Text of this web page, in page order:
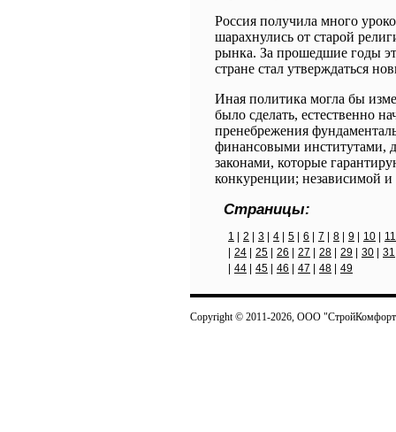
Россия получила много
шарахнулись от старой
рынка. За прошедшие годы
стране стал утверждаться
Иная политика могла бы
было сделать, естественно
пренебрежения
финансовыми институтами,
законами, которые
конкуренции; независимой
Страницы:
1 2 3 4 5 6 7 8 9 10
11
24 25 26 27 28 29 30 31
44 45 46 47 48 49
Copyright © 2011-2026, ООО